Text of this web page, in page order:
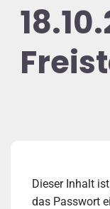
Dieser Inhalt
das Passwort